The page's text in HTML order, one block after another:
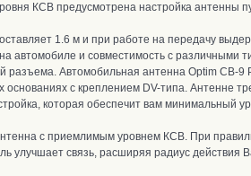
КСВ предусмотрена настройка
1.6 м и при работе на передачу
автомобиле и совместимость с различными
разъема. Автомобильная антенна Optim CB-9
основаниях с креплением DV-типа. Антенне т
которая обеспечит вам минимальный
с приемлимым уровнем КСВ. При
улучшает связь, расширяя радиус